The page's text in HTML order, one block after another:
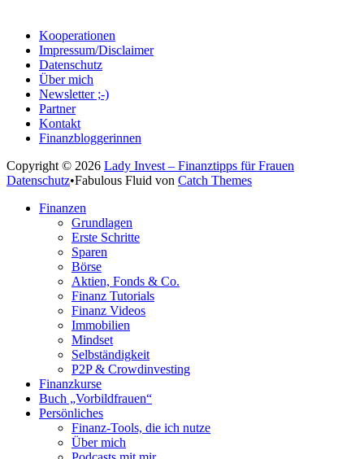
Kooperationen
Impressum/Disclaimer
Datenschutz
Über mich
Newsletter ;-)
Partner
Kontakt
Finanzbloggerinnen
Copyright © 2026 Lady Invest – Finanztipps für Frauen
Datenschutz•Fabulous Fluid von Catch Themes
oben
Finanzen
Grundlagen
Erste Schritte
Sparen
Börse
Aktien, Fonds & Co.
Finanz Tutorials
Finanz Videos
Immobilien
Mindset
Selbständigkeit
P2P & Crowdinvesting
Finanzkurse
Buch „Vorbildfrauen“
Persönliches
Finanz-Tools, die ich nutze
Über mich